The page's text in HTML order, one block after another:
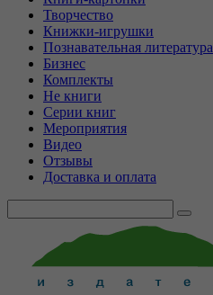
Творчество
Книжки-игрушки
Познавательная литература
Бизнес
Комплекты
Не книги
Серии книг
Мероприятия
Видео
Отзывы
Доставка и оплата